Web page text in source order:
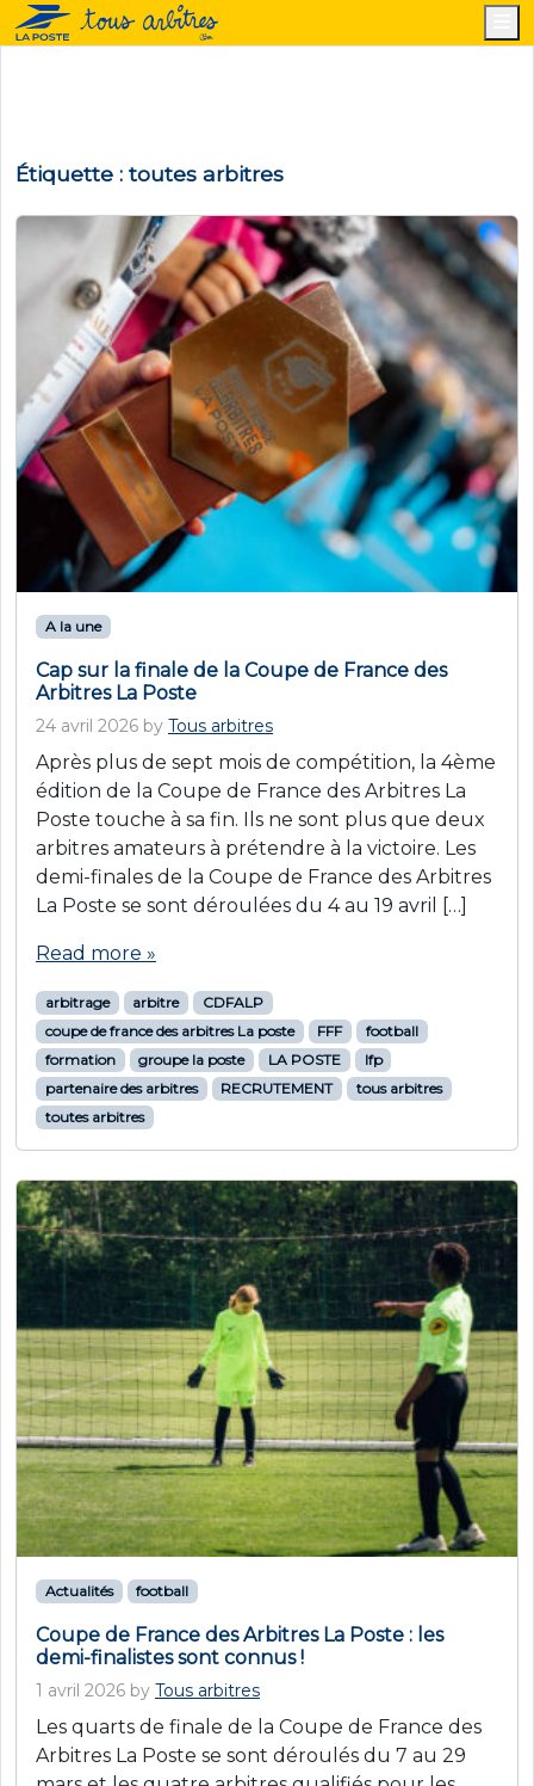
Étiquette : toutes arbitres
A la une
Cap sur la finale de la Coupe de France des
Arbitres La Poste
24 avril 2026 by Tous arbitres
Après plus de sept mois de compétition, la 4ème
édition de la Coupe de France des Arbitres La
Poste touche à sa fin. Ils ne sont plus que deux
arbitres amateurs à prétendre à la victoire. Les
demi-finales de la Coupe de France des Arbitres
La Poste se sont déroulées du 4 au 19 avril […]
Read more »
arbitrage arbitre
CDFALP
coupe de france des arbitres La poste
FFF
football
formation
groupe la poste LA POSTE
lfp
partenaire des arbitres
RECRUTEMENT
tous arbitres
toutes arbitres
Actualités football
Coupe de France des Arbitres La Poste : les
demi-finalistes sont connus !
1 avril 2026 by Tous arbitres
Les quarts de finale de la Coupe de France des
Arbitres La Poste se sont déroulés du 7 au 29